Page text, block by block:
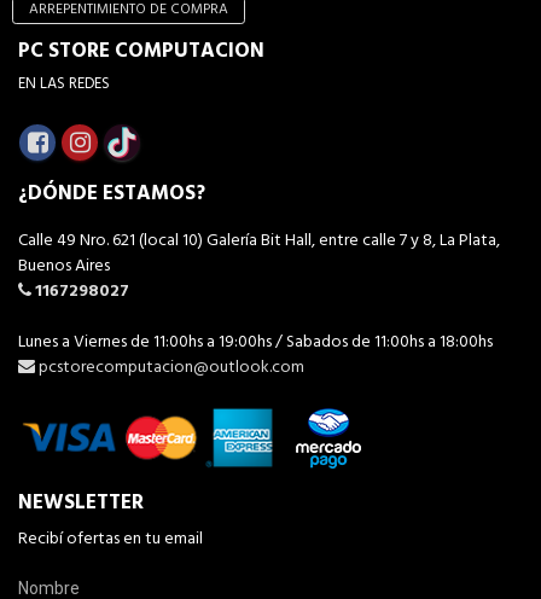
ARREPENTIMIENTO DE COMPRA
PC STORE COMPUTACION
EN LAS REDES
¿DÓNDE ESTAMOS?
Calle 49 Nro. 621 (local 10) Galería Bit Hall, entre calle 7 y 8, La Plata,
Buenos Aires
1167298027
Lunes a Viernes de 11:00hs a 19:00hs / Sabados de 11:00hs a 18:00hs
pcstorecomputacion@outlook.com
NEWSLETTER
Recibí ofertas en tu email